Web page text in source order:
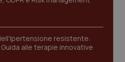
resistente:
alle terapie innovative